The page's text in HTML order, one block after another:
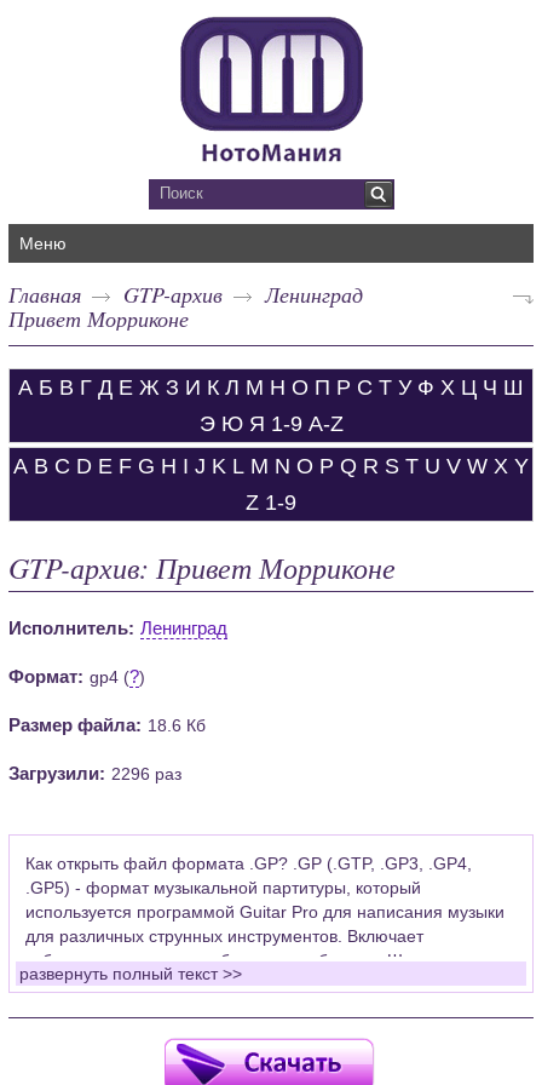
Меню
Главная GTP-архив
Ленинград
Привет Морриконе
А Б В Г Д Е Ж З И К Л М Н О П Р С Т У Ф Х Ц Ч Ш
Э Ю Я 1-9 A-Z
A B C D E F G H I J K L M N O P Q R S T U V W X Y
Z 1-9
GTP-архив: Привет Морриконе
Исполнитель: Ленинград
Формат: gp4 (?)
Размер файла: 18.6 Кб
Загрузили: 2296 раз
Как открыть файл формата .GP? .GP (.GTP, .GP3, .GP4,
.GP5) - формат музыкальной партитуры, который
используется программой Guitar Pro для написания музыки
для различных струнных инструментов. Включает
табулатуры для гитары, бас-гитары, банджо. Широко
применяется для создания партитур, которые затем
Для открытия нот этого формата Вам необходимо
установить у себя на рабочем компьютере программу Guitar
развернуть полный текст >>